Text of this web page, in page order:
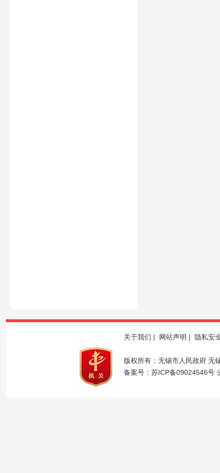
关于我们 | 网站声明 | 隐私安
版权所有：无锡市人民政府 无
备案号： 苏ICP备09024546号